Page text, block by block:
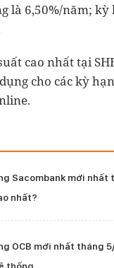
là 6,50%/năm; kỳ
cao nhất tại
cho các kỳ
Sacombank mới nhất
nhất?
OCB mới nhất tháng